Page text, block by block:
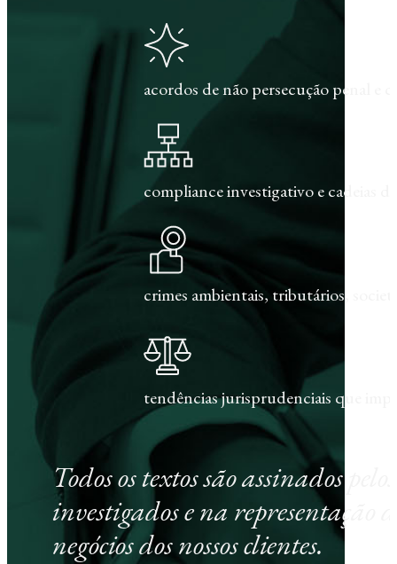
acordos de não persecução penal e
compliance investigativo e cadeias
crimes ambientais, tributários,
tendências jurisprudenciais que
Todos os textos são assinados
investigados e na representação
negócios dos nossos clientes.